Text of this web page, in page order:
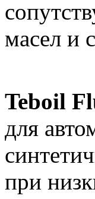
масел и
Teboil
для
при